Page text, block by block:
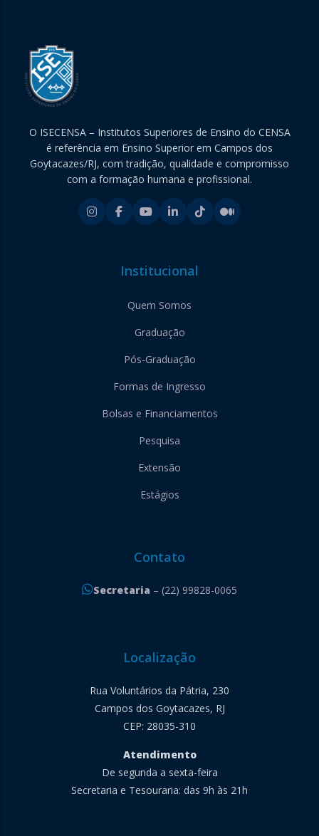
O ISECENSA – Institutos Superiores de Ensino do CENSA
é referência em Ensino Superior em Campos dos
Goytacazes/RJ, com tradição, qualidade e compromisso
com a formação humana e profissional.
Institucional
Quem Somos
Graduação
Pós-Graduação
Formas de Ingresso
Bolsas e Financiamentos
Pesquisa
Extensão
Estágios
Contato
Secretaria – (22) 99828-0065
Localização
Rua Voluntários da Pátria, 230
Campos dos Goytacazes, RJ
CEP: 28035-310
Atendimento
De segunda a sexta-feira
Secretaria e Tesouraria: das 9h às 21h